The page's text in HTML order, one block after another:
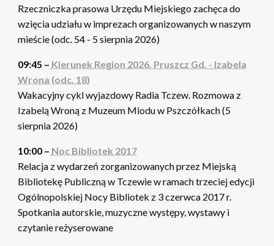
Rzeczniczka prasowa Urzędu Miejskiego zachęca do
wzięcia udziału w imprezach organizowanych w naszym
mieście (odc. 54 - 5 sierpnia 2026)
09:45 – Kierunek Region 2026. Pruszcz Gd. - Izabela
Wrona (odc. 18)
Wakacyjny cykl wyjazdowy Radia Tczew. Rozmowa z
Izabelą Wroną z Muzeum Miodu w Pszczółkach (5
sierpnia 2026)
10:00 – Noc Bibliotek 2017
Relacja z wydarzeń zorganizowanych przez Miejską
Bibliotekę Publiczną w Tczewie w ramach trzeciej edycji
Ogólnopolskiej Nocy Bibliotek z 3 czerwca 2017 r.
Spotkania autorskie, muzyczne występy, wystawy i
czytanie reżyserowane